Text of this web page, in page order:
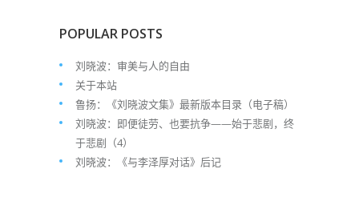
POPULAR POSTS
刘晓波：审美与人的自由
关于本站
鲁扬：《刘晓波文集》最新版本目录（电子稿）
刘晓波：即便徒劳、也要抗争——始于悲剧，终
于悲剧（4）
刘晓波：《与李泽厚对话》后记